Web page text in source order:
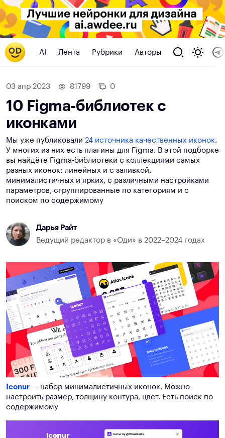
AI Лента Рубрики Авторы
03 апр 2023 81799 0
10 Figma-библиотек с
иконками
Мы уже публиковали 24 источника качественных иконок.
У многих из них есть плагины для Figma. В этой подборке
вы найдёте Figma-библиотеки с коллекциями самых
разных иконок: линейных и с заливкой,
минималистичных и ярких, с различными настройками
параметров, сгруппированные по категориям и с
поиском по содержимому
Дарья Райт
Ведущий редактор в «Оди» в 2022–2024 годах
Iconur — набор минималистичных иконок. Можно
настроить размер, толщину контура, цвет. Есть поиск по
содержимому